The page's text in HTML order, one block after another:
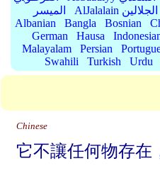
الميسر
AlJalalain الجلالين
Albanian
Bangla Bosnian
German
Hausa
Malayalam
Persian
Swahili
Turkish Urdu
Chinese
它不讓任何物存在